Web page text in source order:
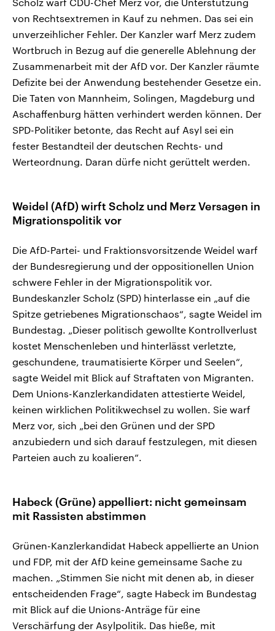
Scholz warf CDU-Chef Merz vor, die Unterstützung
von Rechtsextremen in Kauf zu nehmen. Das sei ein
unverzeihlicher Fehler. Der Kanzler warf Merz zudem
Wortbruch in Bezug auf die generelle Ablehnung der
Zusammenarbeit mit der AfD vor. Der Kanzler räumte
Defizite bei der Anwendung bestehender Gesetze ein.
Die Taten von Mannheim, Solingen, Magdeburg und
Aschaffenburg hätten verhindert werden können. Der
SPD-Politiker betonte, das Recht auf Asyl sei ein
fester Bestandteil der deutschen Rechts- und
Werteordnung. Daran dürfe nicht gerüttelt werden.
Weidel (AfD) wirft Scholz und Merz Versagen in
Migrationspolitik vor
Die AfD-Partei- und Fraktionsvorsitzende Weidel warf
der Bundesregierung und der oppositionellen Union
schwere Fehler in der Migrationspolitik vor.
Bundeskanzler Scholz (SPD) hinterlasse ein „auf die
Spitze getriebenes Migrationschaos“, sagte Weidel im
Bundestag. „Dieser politisch gewollte Kontrollverlust
kostet Menschenleben und hinterlässt verletzte,
geschundene, traumatisierte Körper und Seelen“,
sagte Weidel mit Blick auf Straftaten von Migranten.
Dem Unions-Kanzlerkandidaten attestierte Weidel,
keinen wirklichen Politikwechsel zu wollen. Sie warf
Merz vor, sich „bei den Grünen und der SPD
anzubiedern und sich darauf festzulegen, mit diesen
Parteien auch zu koalieren“.
Habeck (Grüne) appelliert: nicht gemeinsam
mit Rassisten abstimmen
Grünen-Kanzlerkandidat Habeck appellierte an Union
und FDP, mit der AfD keine gemeinsame Sache zu
machen. „Stimmen Sie nicht mit denen ab, in dieser
entscheidenden Frage“, sagte Habeck im Bundestag
mit Blick auf die Unions-Anträge für eine
Verschärfung der Asylpolitik. Das hieße, mit